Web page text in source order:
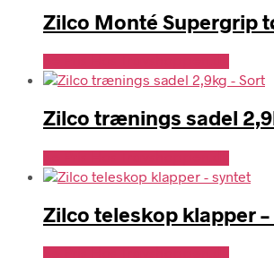
Zilco Monté Supergrip
Zilco trænings sadel
Zilco teleskop klapper